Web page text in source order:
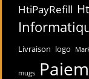
HtiPayRefill
Livraison logo
mugs